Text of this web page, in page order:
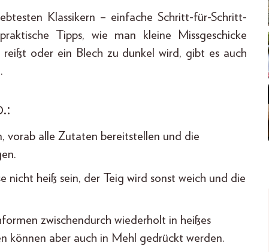
Klassikern – einfache Schritt-für-Schritt-
Tipps, wie man kleine Missgeschicke
oder ein Blech zu dunkel wird, gibt es auch
vorab alle Zutaten bereitstellen und die
nicht heiß sein, der Teig wird sonst weich und die
zwischendurch wiederholt in heißes
können aber auch in Mehl gedrückt werden.